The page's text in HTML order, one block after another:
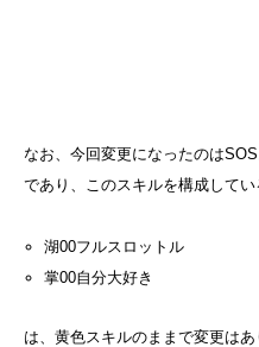
なお、今回変更になったのは
であり、このスキルを構成して
湖00フルスロットル
掌00自分大好き
は、黄色スキルのままで変更はあ